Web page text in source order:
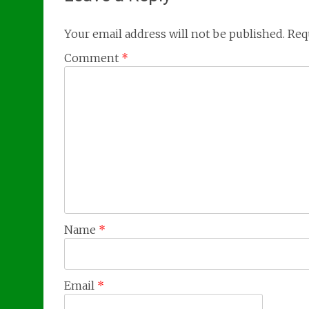
Your email address will not be published.
Comment *
Name *
Email *